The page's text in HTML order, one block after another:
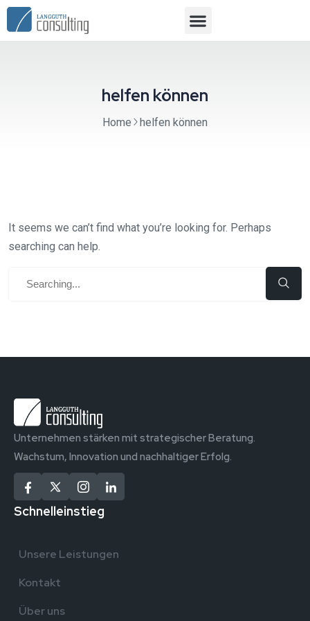
helfen können
Home helfen können
It seems we can’t find what you’re looking for. Perhaps
searching can help.
Unternehmen stärken mit strategischer Beratung.
Wachstum, Innovation und nachhaltiger Erfolg.
Schnelleinstieg
Unsere Leistungen
Kontakt
Über uns